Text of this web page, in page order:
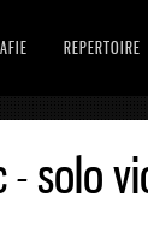
REPERTOIRE
- solo